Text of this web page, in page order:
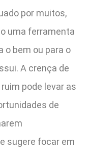
por muitos,
uma ferramenta
o bem ou para o
A crença de
pode levar as
de
sugere focar em